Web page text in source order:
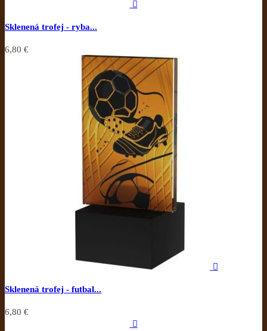

Sklenená trofej - ryba...
6,80 €

Sklenená trofej - futbal...
6,80 €
